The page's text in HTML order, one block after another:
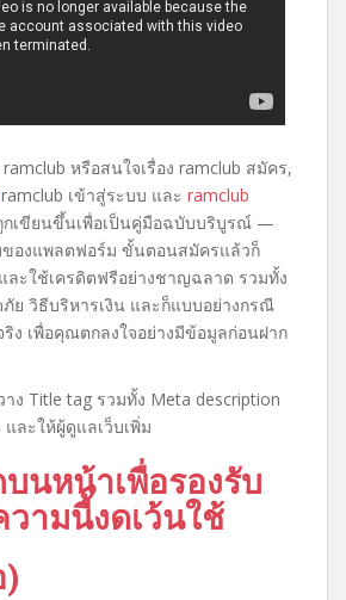
หรือสนใจเรื่อง ramclub สมัคร,
ramclub เข้าสู่ระบบ และ ramclub
กเขียนขึ้นเพื่อเป็นคู่มือฉบับบริบูรณ์ —
องแพลตฟอร์ม ขั้นตอนสมัครแล้วก็
ละใช้เครดิตฟรีอย่างชาญฉลาด รวมทั้ง
ย วิธีบริหารเงิน และก็แบบอย่างกรณี
ริง เพื่อคุณตกลงใจอย่างมีข้อมูลก่อนฝาก
าง Title tag รวมทั้ง Meta description
ละให้ผู้ดูแลเว็บเพิ่ม
นหน้าเพื่อรองรับ
วามนี้งดเว้นใช้